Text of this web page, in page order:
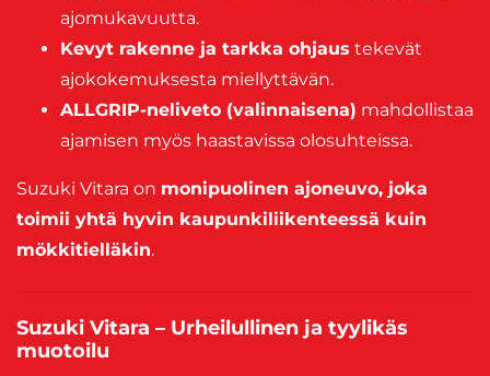
ajomukavuutta.
Kevyt rakenne ja tarkka ohjaus tekevät
ajokokemuksesta miellyttävän.
ALLGRIP-neliveto (valinnaisena) mahdollistaa
ajamisen myös haastavissa olosuhteissa.
Suzuki Vitara on monipuolinen ajoneuvo, joka
toimii yhtä hyvin kaupunkiliikenteessä kuin
mökkitielläkin.
Suzuki Vitara – Urheilullinen ja tyylikäs
muotoilu